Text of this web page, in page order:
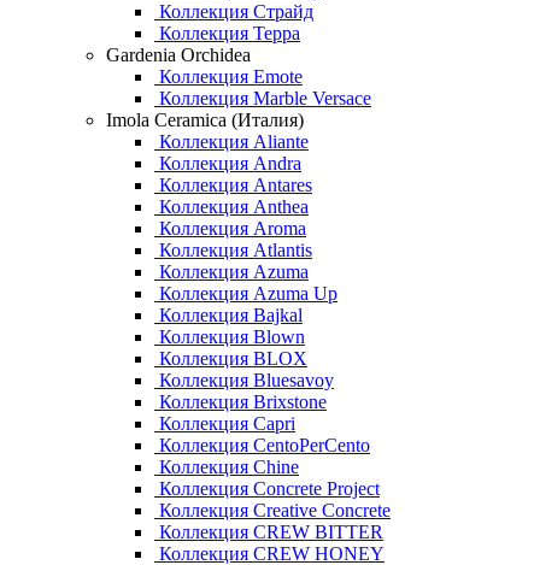
Коллекция Страйд
Коллекция Терра
Gardenia Orchidea
Коллекция Emote
Коллекция Marble Versace
Imola Ceramica (Италия)
Коллекция Aliante
Коллекция Andra
Коллекция Antares
Коллекция Anthea
Коллекция Aroma
Коллекция Atlantis
Коллекция Azuma
Коллекция Azuma Up
Коллекция Bajkal
Коллекция Blown
Коллекция BLOX
Коллекция Bluesavoy
Коллекция Brixstone
Коллекция Capri
Коллекция CentoPerCento
Коллекция Chine
Коллекция Concrete Project
Коллекция Creative Concrete
Коллекция CREW BITTER
Коллекция CREW HONEY